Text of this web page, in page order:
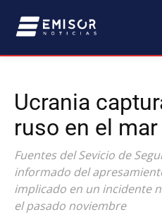
Ucrania
ruso en el
Fuentes del Sevicio de
informado del
implicado en un incidente
el pasado noviembre